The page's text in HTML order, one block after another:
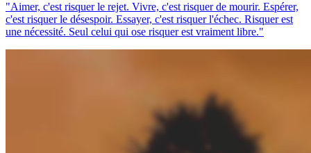
"Aimer, c'est risquer le rejet. Vivre, c'est risquer de mourir. Espérer,
c'est risquer le désespoir. Essayer, c'est risquer l'échec. Risquer est
une nécessité. Seul celui qui ose risquer est vraiment libre."